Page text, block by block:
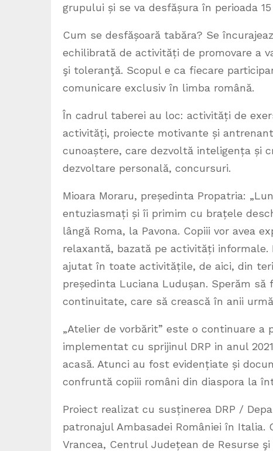
grupului și se va desfășura în perioada
Cum se desfășoară tabăra? Se
echilibrată de activități de promovare a
şi toleranţă. Scopul e ca fiecare
comunicare exclusiv în limba română.
În cadrul taberei au loc: activități de
activități, proiecte motivante și
cunoaștere, care dezvoltă inteligența și
dezvoltare personală, concursuri.
Mioara Moraru, președinta Propatria:
entuziasmați și îi primim cu brațele
lângă Roma, la Pavona. Copiii vor avea
relaxantă, bazată pe activități
ajutat în toate activitățile, de aici, din
președinta Luciana Ludușan. Sperăm
continuitate, care să crească în anii
„Atelier de vorbărit” este o continuare a
implementat cu sprijinul DRP in anul
acasă. Atunci au fost evidențiate și
confruntă copiii români din diaspora la
Proiect realizat cu susținerea DRP /
patronajul Ambasadei României în
Vrancea, Centrul Județean de Resurse şi